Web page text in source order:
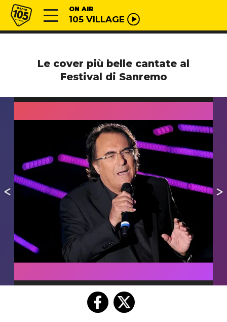
Vai al contenuto
Radio 105 ON AIR
105 VILLAGE
Le cover più belle cantate al
Festival di Sanremo